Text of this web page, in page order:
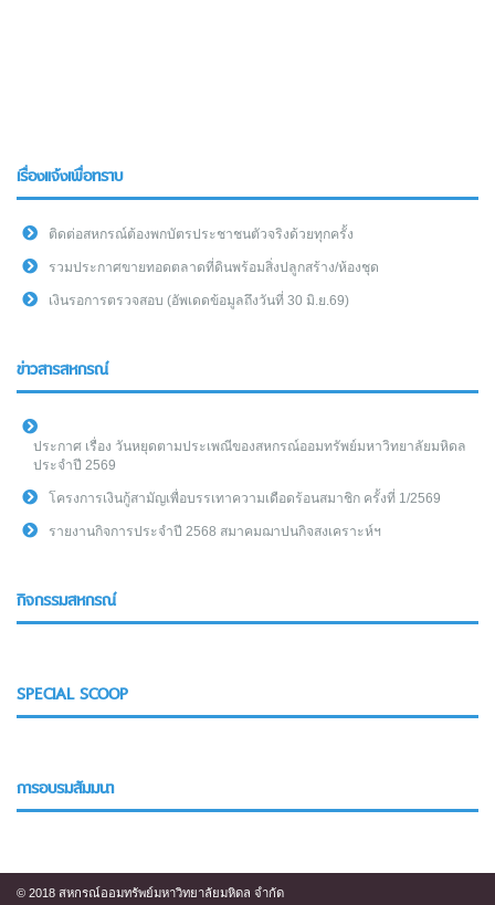
เรื่องแจ้งเพื่อทราบ
ติดต่อสหกรณ์ต้องพกบัตรประชาชนตัวจริงด้วยทุกครั้ง
รวมประกาศขายทอดตลาดที่ดินพร้อมสิ่งปลูกสร้าง/ห้องชุด
เงินรอการตรวจสอบ (อัพเดดข้อมูลถึงวันที่ 30 มิ.ย.69)
ข่าวสารสหกรณ์
ประกาศ เรื่อง วันหยุดตามประเพณีของสหกรณ์ออมทรัพย์มหาวิทยาลัยมหิดล
ประจำปี 2569
โครงการเงินกู้สามัญเพื่อบรรเทาความเดือดร้อนสมาชิก ครั้งที่ 1/2569
รายงานกิจการประจำปี 2568 สมาคมฌาปนกิจสงเคราะห์ฯ
กิจกรรมสหกรณ์
SPECIAL SCOOP
การอบรมสัมมนา
© 2018 สหกรณ์ออมทรัพย์มหาวิทยาลัยมหิดล จำกัด